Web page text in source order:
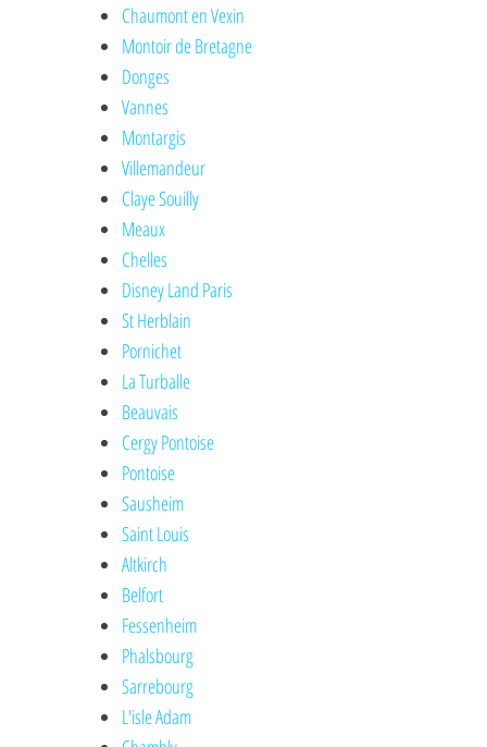
Chaumont en Vexin
Montoir de Bretagne
Donges
Vannes
Montargis
Villemandeur
Claye Souilly
Meaux
Chelles
Disney Land Paris
St Herblain
Pornichet
La Turballe
Beauvais
Cergy Pontoise
Pontoise
Sausheim
Saint Louis
Altkirch
Belfort
Fessenheim
Phalsbourg
Sarrebourg
L'isle Adam